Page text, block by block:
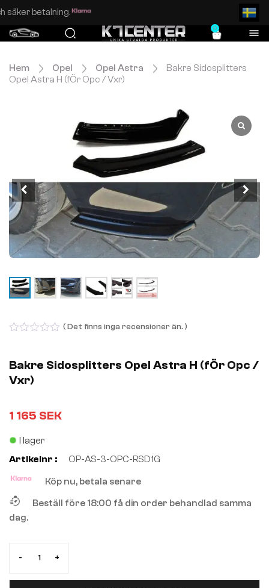
Enkel och säker betalning.
0
Hem Opel Opel Astra
Bakre Sidosplitters
Opel Astra H (fÖr Opc / Vxr)
of
5
( Det finns inga recensioner än. )
Bakre Sidosplitters Opel Astra H (fÖr Opc /
Vxr)
1 165 SEK
I lager
Artikelnr :
OP-AS-3-OPC-RSD1G
Köp nu, betala senare
Beställ före 18:00 få din order behandlad samma
dag.
- +